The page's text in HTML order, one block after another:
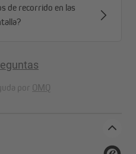
de recorrido en las
por OMQ